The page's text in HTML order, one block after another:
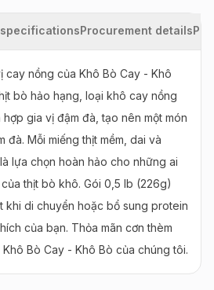
Procurement details
cay nồng của Khô Bò Cay - Khô
bò hảo hạng, loại khô cay nồng
gia vị đậm đà, tạo nên một món
đà. Mỗi miếng thịt mềm, dai và
lựa chọn hoàn hảo cho những ai
thịt bò khô. Gói 0,5 lb (226g)
khi di chuyển hoặc bổ sung protein
của bạn. Thỏa mãn cơn thèm
Bò Cay - Khô Bò của chúng tôi.